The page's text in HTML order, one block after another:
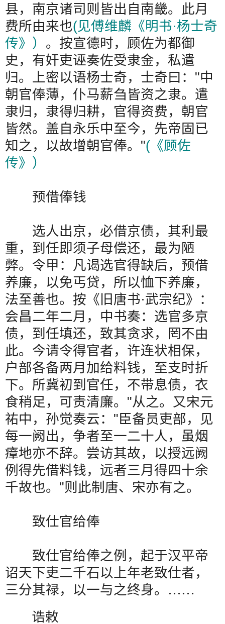
县，南京诸司则皆出自南畿。此月
费所由来也(见傅维麟《明书·杨士奇
传》） 。按宣德时，顾佐为都御
史，有奸吏诬奏佐受隶金，私遣
归。上密以语杨士奇，士奇曰： "中
朝官俸薄，仆马薪刍皆资之隶。遣
隶归，隶得归耕，官得资费，朝官
皆然。盖自永乐中至今，先帝固已
知之，以故增朝官俸。 "( 《顾佐
传》）
预借俸钱
选人出京，必借京债，其利最
重，到任即须子母偿还，最为陋
弊。令甲：凡谒选官得缺后，预借
养廉，以免丐贷，所以恤下养廉，
法至善也。按《旧唐书·武宗纪》：
会昌二年二月，中书奏：选官多京
债，到任填还，致其贪求，罔不由
此。今请令得官者，许连状相保，
户部各备两月加给料钱，至支时折
下。所冀初到官任，不带息债，衣
食稍足，可责清廉。 "从之。又宋元
祐中，孙觉奏云： " 臣备员吏部，见
每一阙出，争者至一二十人，虽烟
瘴地亦不辞。尝访其故，以授远阙
例得先借料钱，远者三月得四十余
千故也。 "则此制唐、宋亦有之。
致仕官给俸
致仕官给俸之例，起于汉平帝
诏天下吏二千石以上年老致仕者，
三分其禄，以一与之终身。 ……
诰敕